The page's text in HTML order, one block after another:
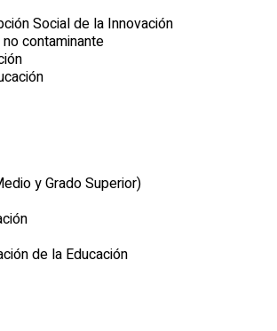
Social de la Innovación
contaminante
y Grado Superior)
de la Educación